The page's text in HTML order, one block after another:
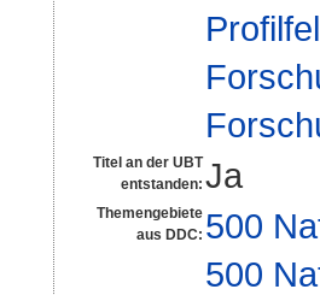
Titel an der UBT
entstanden: Ja
Themengebiete
aus DDC: 500
500